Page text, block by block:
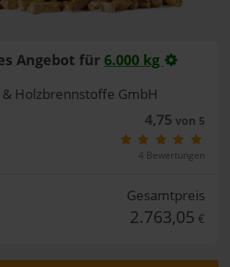
Angebot für 6.000 kg
& Holzbrennstoffe GmbH
4,75 von 5
4 Bewertungen
Gesamtpreis
2.763,05 €